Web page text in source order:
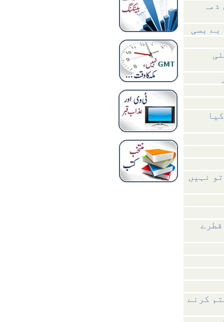
بے بسی
نہیں
کرنے